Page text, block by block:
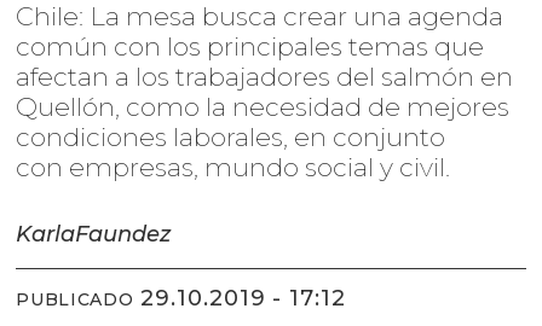
Chile: La mesa busca crear una agenda
común con los principales temas que
afectan a los trabajadores del salmón en
Quellón, como la necesidad de mejores
condiciones laborales, en conjunto
con empresas, mundo social y civil.
KarlaFaundez
PUBLICADO 29.10.2019 - 17:12